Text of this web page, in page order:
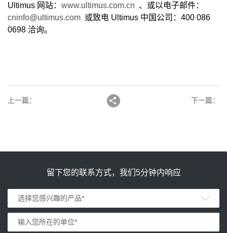
Ultimus 网站： www.ultimus.com.cn 、或以电子邮件：
cninfo@ultimus.com 或致电 Ultimus 中国公司：400 086
0698 洽询。
上一篇 ： 下一篇 ：
留下您的联系方式，我们5分钟内响应